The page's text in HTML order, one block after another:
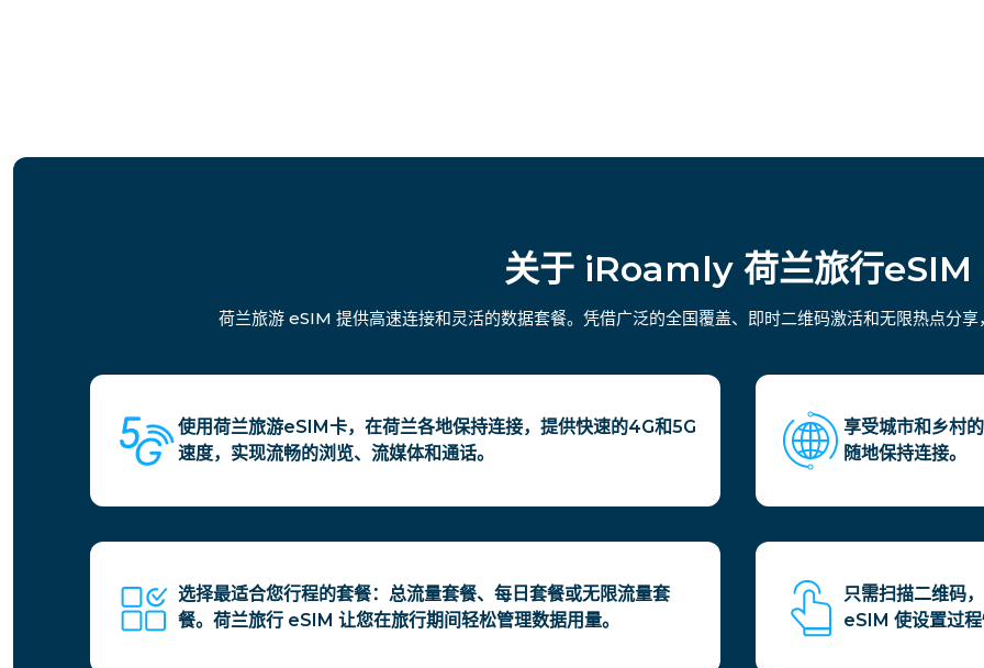
关于 iRoamly 荷兰旅行eSIM
荷兰旅游 eSIM 提供高速连接和灵活的数据套餐。凭借广泛的全国覆盖、即时二维码激活和无限热点分
使用荷兰旅游eSIM卡，在荷兰各地保持连接，提供快速的4G和5G
速度，实现流畅的浏览、流媒体和通话。
享受城市和乡村
随地保持连接。
选择最适合您行程的套餐：总流量套餐、每日套餐或无限流量套
餐。荷兰旅行 eSIM 让您在旅行期间轻松管理数据用量。
只需扫描二维码
eSIM 使设置过